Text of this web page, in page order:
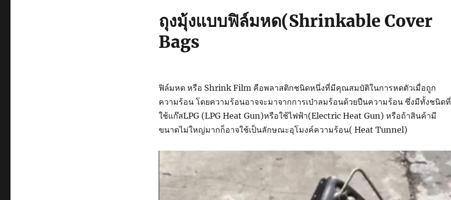
ถุงมุ้งแบบฟิล์มหด(Shrinkable Cover
Bags
ฟิล์มหด หรือ Shrink Film คือพลาสติกชนิดหนึ่งที่มีคุณสมบัติในการหดตัวเมื่อถูก
ความร้อน โดยความร้อนอาจจะมาจากการเป่าลมร้อนด้วยปืนความร้อน ซึ่งมีทั้งชนิดที่
ใช้แก๊สLPG (LPG Heat Gun)หรือใช้ไฟฟ้า(Electric Heat Gun) หรือถ้าสินค้ามี
ขนาดไม่ใหญ่มากก็อาจใช้เป็นลักษณะอุโมงค์ความร้อน( Heat Tunnel)